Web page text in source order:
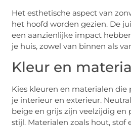
Het esthetische aspect van
het hoofd worden gezien. De
een aanzienlijke impact
je huis, zowel van binnen als
Kleur en
Kies kleuren en materialen die
je interieur en exterieur.
beige en grijs zijn veelzijdig en
stijl. Materialen zoals hout,